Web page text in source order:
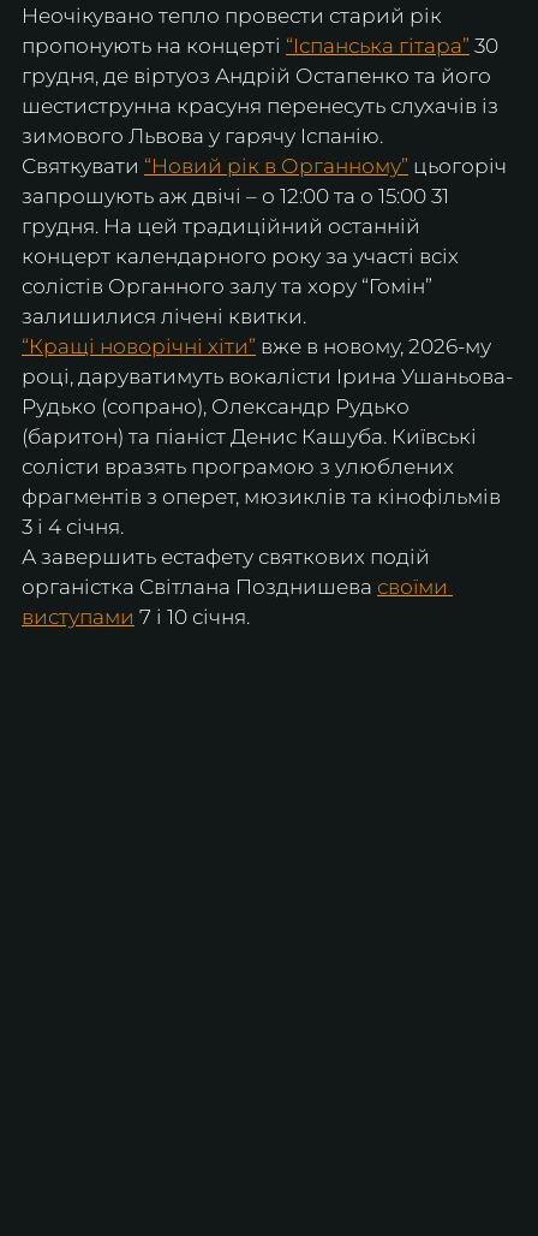
Неочікувано тепло провести старий рік
пропонують на концерті “Іспанська гітара” 30
грудня, де віртуоз Андрій Остапенко та його
шестиструнна красуня перенесуть слухачів із
зимового Львова у гарячу Іспанію.
Святкувати “Новий рік в Органному” цьогоріч
запрошують аж двічі – о 12:00 та о 15:00 31
грудня. На цей традиційний останній
концерт календарного року за участі всіх
солістів Органного залу та хору “Гомін”
залишилися лічені квитки.
“Кращі новорічні хіти” вже в новому, 2026-му
році, даруватимуть вокалісти Ірина Ушаньова-
Рудько (сопрано), Олександр Рудько
(баритон) та піаніст Денис Кашуба. Київські
солісти вразять програмою з улюблених
фрагментів з оперет, мюзиклів та кінофільмів
3 і 4 січня.
А завершить естафету святкових подій
органістка Світлана Позднишева своїми
виступами 7 і 10 січня.